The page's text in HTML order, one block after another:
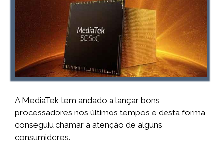
A MediaTek tem andado a lançar bons
processadores nos últimos tempos e desta forma
conseguiu chamar a atenção de alguns
consumidores.